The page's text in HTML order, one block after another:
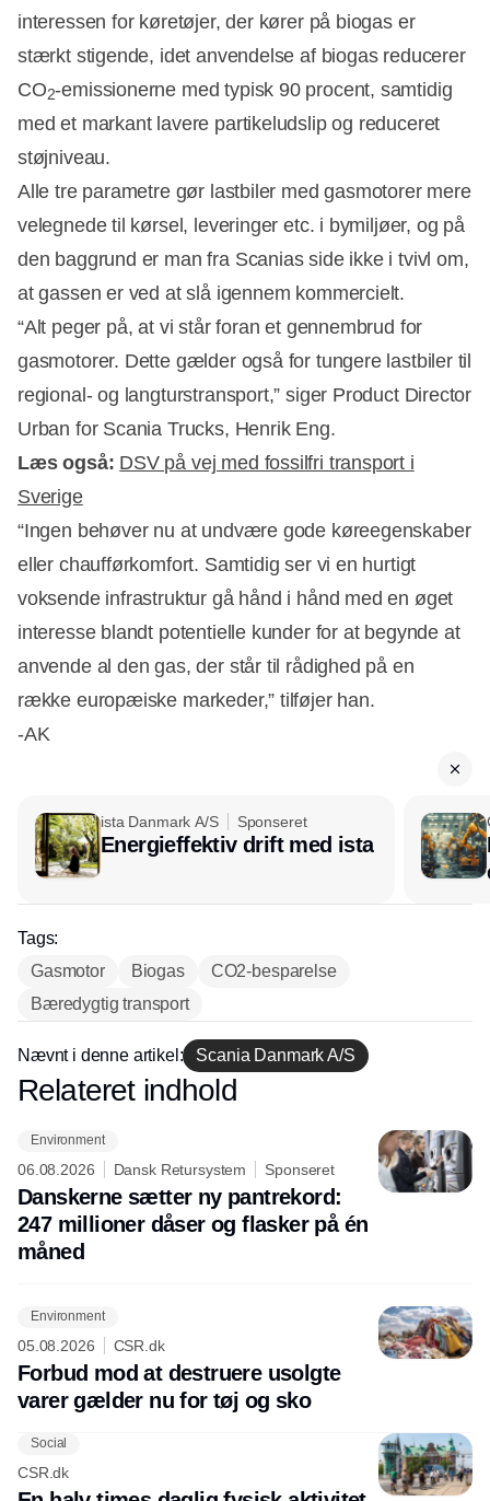
interessen for køretøjer, der kører på biogas er
stærkt stigende, idet anvendelse af biogas reducerer
CO2-emissionerne med typisk 90 procent, samtidig
med et markant lavere partikeludslip og reduceret
støjniveau.
Alle tre parametre gør lastbiler med gasmotorer mere
velegnede til kørsel, leveringer etc. i bymiljøer, og på
den baggrund er man fra Scanias side ikke i tvivl om,
at gassen er ved at slå igennem kommercielt.
“Alt peger på, at vi står foran et gennembrud for
gasmotorer. Dette gælder også for tungere lastbiler til
regional- og langturstransport,” siger Product Director
Urban for Scania Trucks, Henrik Eng.
Læs også: DSV på vej med fossilfri transport i
Sverige
“Ingen behøver nu at undvære gode køreegenskaber
eller chaufførkomfort. Samtidig ser vi en hurtigt
voksende infrastruktur gå hånd i hånd med en øget
interesse blandt potentielle kunder for at begynde at
anvende al den gas, der står til rådighed på en
række europæiske markeder,” tilføjer han.
-AK
ista Danmark A/S Sponseret
Energieffektiv drift med ista
Tags:
Gasmotor
Biogas
CO2-besparelse
Bæredygtig transport
Nævnt i denne artikel: Scania Danmark A/S
Annonce
Relateret indhold
Environment
06.08.2026 Dansk Retursystem Sponseret
Danskerne sætter ny pantrekord:
247 millioner dåser og flasker på én
måned
Environment
05.08.2026 CSR.dk
Forbud mod at destruere usolgte
varer gælder nu for tøj og sko
Social
CSR.dk